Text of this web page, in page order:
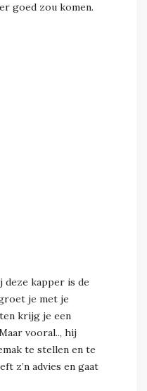
goed zou komen.
deze kapper is de
je met je
krijg je een
vooral.., hij
te stellen en te
z’n advies en gaat